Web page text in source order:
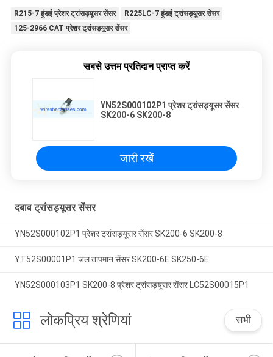
R215-7 हुंडई प्रेशर ट्रांसड्यूसर सेंसर
R225LC-7 हुंडई ट्रांसड्यूसर सेंसर
125-2966 CAT प्रेशर ट्रांसड्यूसर सेंसर
सबसे उत्तम प्रतिदान प्राप्त करें
YN52S000102P1 प्रेशर ट्रांसड्यूसर सेंसर
SK200-6 SK200-8
जारी रखें
दबाव ट्रांसड्यूसर सेंसर
YN52S000102P1 प्रेशर ट्रांसड्यूसर सेंसर SK200-6 SK200-8
YT52S00001P1 जल तापमान सेंसर SK200-6E SK250-6E
YN52S000103P1 SK200-8 प्रेशर ट्रांसड्यूसर सेंसर LC52S00015P1
लोकप्रिय श्रेणियां सभी